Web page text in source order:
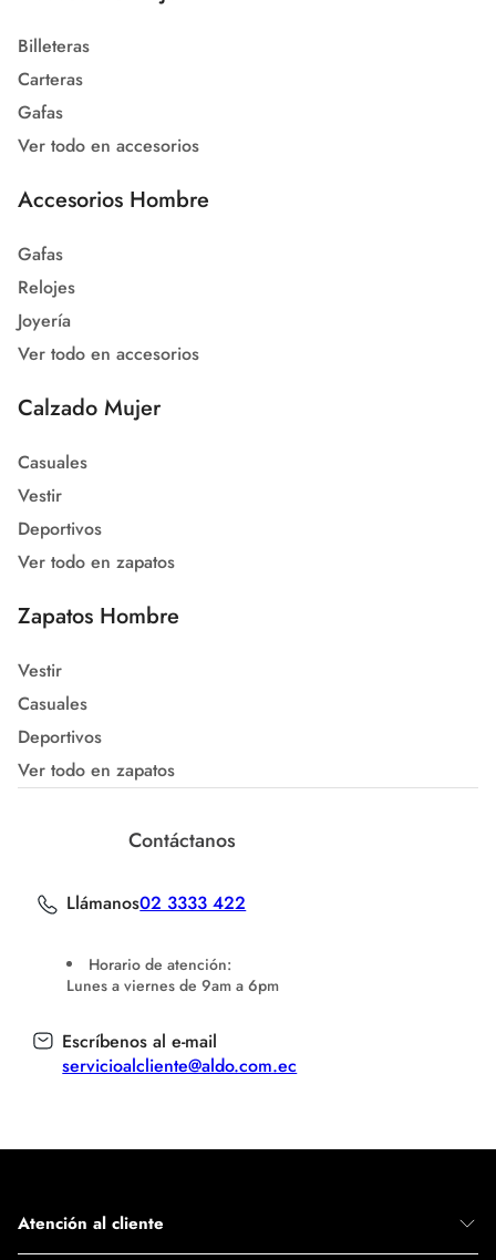
Billeteras
Carteras
Gafas
Ver todo en accesorios
Accesorios Hombre
Gafas
Relojes
Joyería
Ver todo en accesorios
Calzado Mujer
Casuales
Vestir
Deportivos
Ver todo en zapatos
Zapatos Hombre
Vestir
Casuales
Deportivos
Ver todo en zapatos
Contáctanos
Llámanos02 3333 422
Horario de atención:
Lunes a viernes de 9am a 6pm
Escríbenos al e-mail
servicioalcliente@aldo.com.ec
Atención al cliente